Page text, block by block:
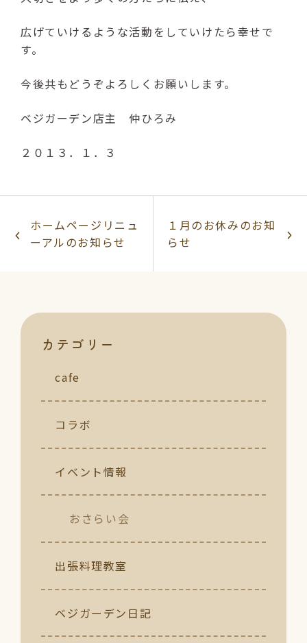
広げていけるような活動をしていけたら幸せで
す。
今後共もどうぞよろしくお願いします。
ベジガーデン店主 仲ひろみ
２０１３．１．３
ホームページリニュ
ーアルのお知らせ
１月のお休みのお知
らせ
カテゴリー
cafe
コラボ
イベント情報
おさらい会
出張料理教室
ベジガーデン日記